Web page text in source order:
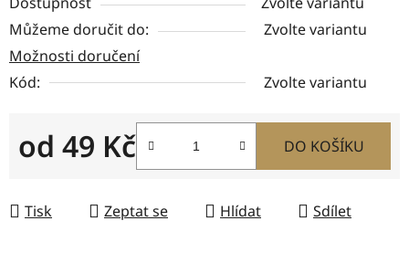
Můžeme doručit do:
Zvolte variantu
Možnosti doručení
Kód:
Zvolte variantu
od 49 Kč DO KOŠÍKU
Tisk Zeptat se Hlídat Sdílet